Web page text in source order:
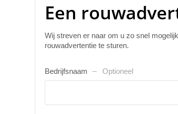
Een
Wij streven er naar om u zo snel mogelijk
rouwadvertentie te sturen.
Bedrijfsnaam Optioneel